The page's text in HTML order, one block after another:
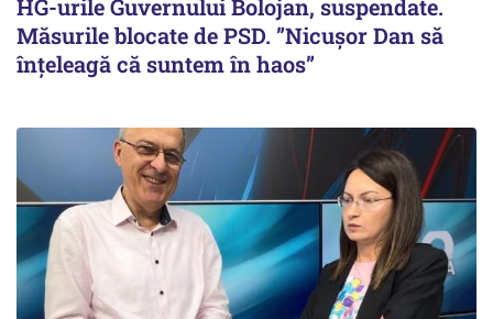
HG-urile Guvernului Bolojan, suspendate.
Măsurile blocate de PSD. ”Nicușor Dan să
înțeleagă că suntem în haos”